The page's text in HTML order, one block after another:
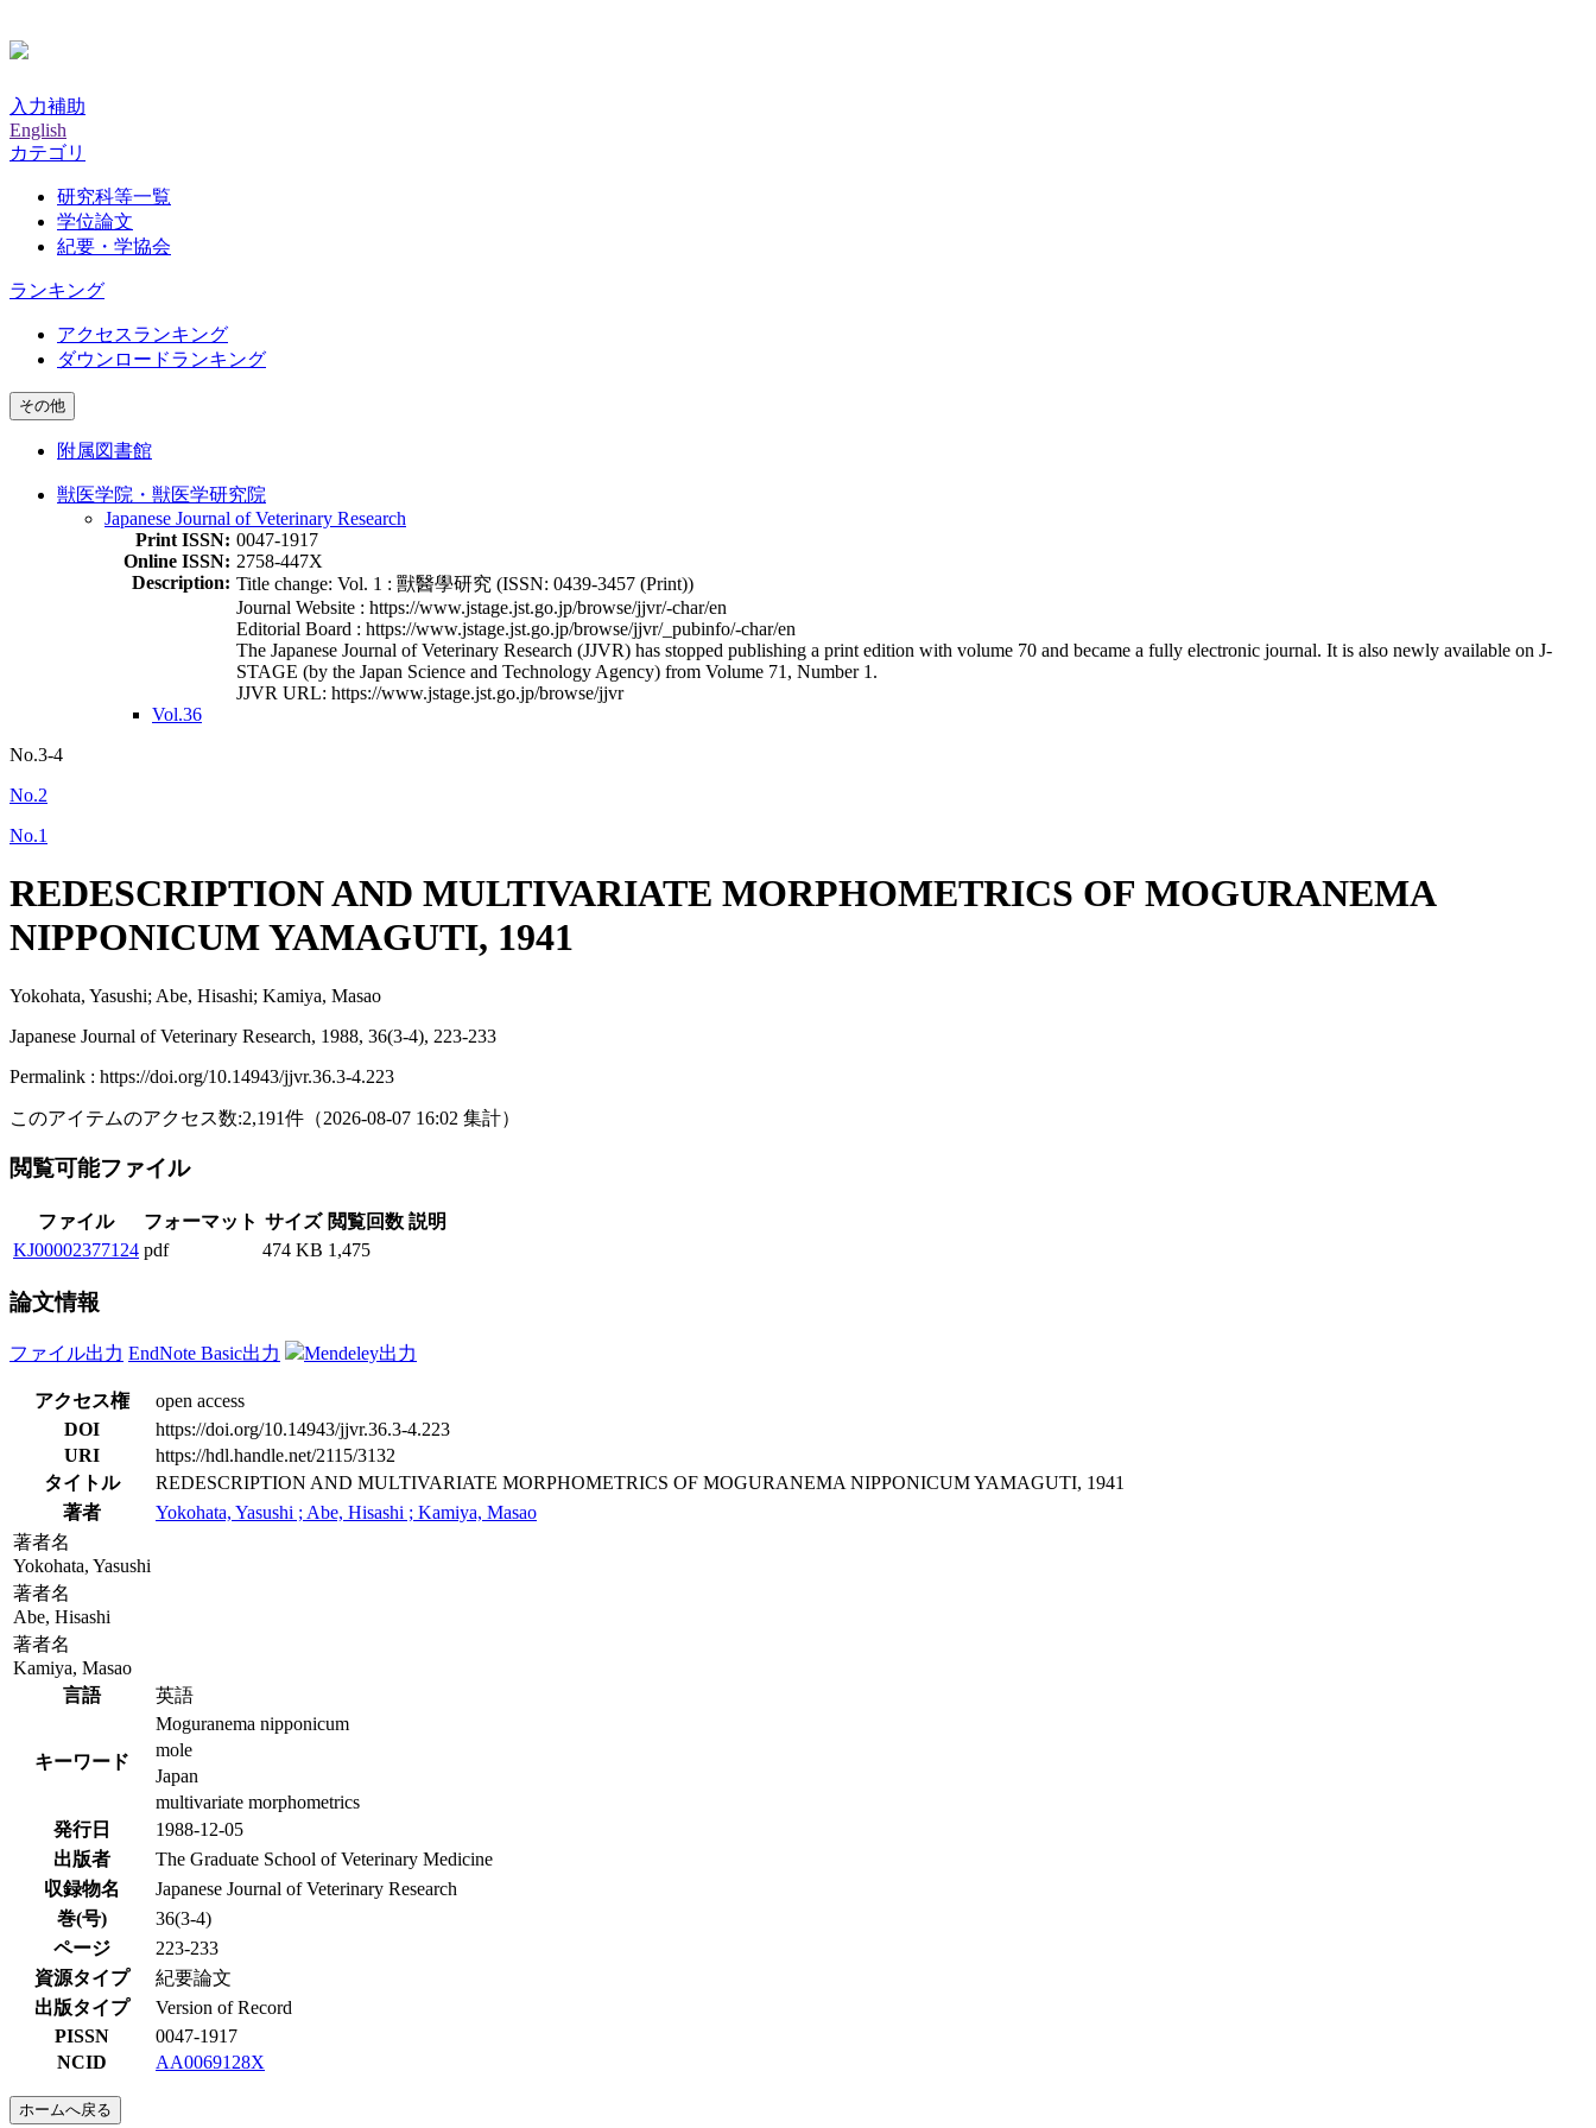
入力補助
English
カテゴリ
研究科等一覧
学位論文
紀要・学協会
ランキング
アクセスランキング
ダウンロードランキング
その他
附属図書館
獣医学院・獣医学研究院
Japanese Journal of Veterinary Research
Print ISSN: 0047-1917
Online ISSN: 2758-447X
Description: Title change: Vol. 1 : 獸醫學研究 (ISSN: 0439-3457 (Print))
Journal Website : https://www.jstage.jst.go.jp/browse/jjvr/-char/en
Editorial Board : https://www.jstage.jst.go.jp/browse/jjvr/_pubinfo/-char/en
The Japanese Journal of Veterinary Research (JJVR) has stopped publishing a print edition with volume 70 and became a fully electronic journal. It is also newly available on J-
STAGE (by the Japan Science and Technology Agency) from Volume 71, Number 1.
JJVR URL: https://www.jstage.jst.go.jp/browse/jjvr
Vol.36
No.3-4
No.2
No.1
REDESCRIPTION AND MULTIVARIATE MORPHOMETRICS OF MOGURANEMA
NIPPONICUM YAMAGUTI, 1941
Yokohata, Yasushi; Abe, Hisashi; Kamiya, Masao
Japanese Journal of Veterinary Research, 1988, 36(3-4), 223-233
Permalink : https://doi.org/10.14943/jjvr.36.3-4.223
このアイテムのアクセス数:2,191件 （2026-08-07 16:02 集計）
閲覧可能ファイル
ファイル フォーマット サイズ 閲覧回数 説明
KJ00002377124 pdf 474 KB 1,475
論文情報
ファイル出力 EndNote Basic出力 Mendeley出力
アクセス権
open access
DOI
https://doi.org/10.14943/jjvr.36.3-4.223
URI
https://hdl.handle.net/2115/3132
タイトル
REDESCRIPTION AND MULTIVARIATE MORPHOMETRICS OF MOGURANEMA NIPPONICUM YAMAGUTI, 1941
著者
Yokohata, Yasushi ; Abe, Hisashi ; Kamiya, Masao
著者名
Yokohata, Yasushi
著者名
Abe, Hisashi
著者名
Kamiya, Masao
言語
英語
キーワード
Moguranema nipponicum
mole
Japan
multivariate morphometrics
発行日
1988-12-05
出版者
The Graduate School of Veterinary Medicine
収録物名
Japanese Journal of Veterinary Research
巻(号)
36(3-4)
ページ
223-233
資源タイプ
紀要論文
出版タイプ
Version of Record
PISSN
0047-1917
NCID
AA0069128X
ホームへ戻る